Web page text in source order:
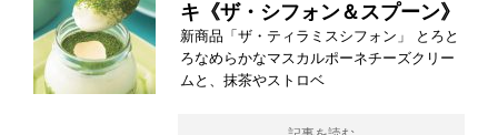
キ《ザ・シフォン＆スプーン》
新商品「ザ・ティラミスシフォン」 とろと
ろなめらかなマスカルポーネチーズクリー
ムと、抹茶やストロベ